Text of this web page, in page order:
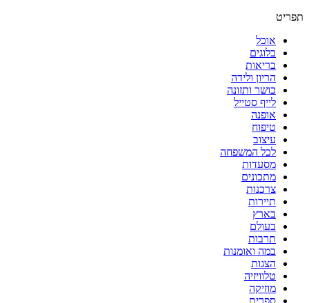
תפריט
אוכל
בלוגים
בריאות
הריון ולידה
כושר ותזונה
לייף סטייל
אופנה
טיפוח
עיצוב
לכל המשפחה
מסעדות
מתכונים
צרכנות
תיירות
בארץ
בעולם
תרבות
במה ואומנות
הצגות
טלוויזיה
מוזיקה
ספרים